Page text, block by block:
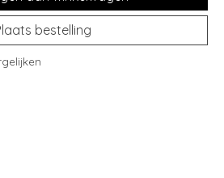
bestelling